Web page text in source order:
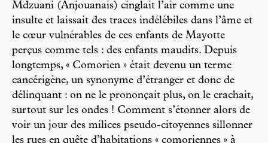
Mdzuani (Anjouanais) cinglait l’air comme une
insulte et laissait des traces indélébiles dans l’âme et
le cœur vulnérables de ces enfants de Mayotte
perçus comme tels : des enfants maudits. Depuis
longtemps, « Comorien » était devenu un terme
cancérigène, un synonyme d’étranger et donc de
délinquant : on ne le prononçait plus, on le crachait,
surtout sur les ondes ! Comment s’étonner alors de
voir un jour des milices pseudo-citoyennes sillonner
les rues en quête d’habitations « comoriennes » à